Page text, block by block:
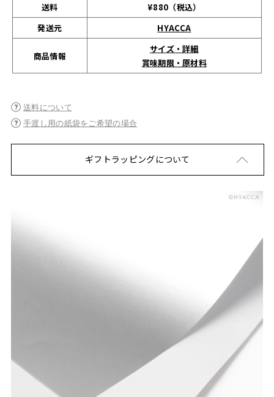
送料
¥880（税込）
発送元
HYACCA
商品情報
サイズ・詳細
賞味期限・原材料
送料について
手渡し用の紙袋をご希望の場合
ギフトラッピングについて